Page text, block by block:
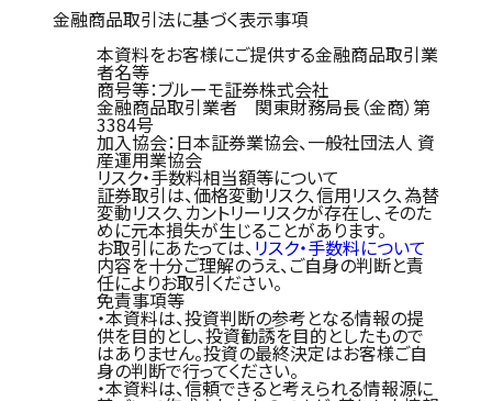
金融商品取引法に基づく表示事項
本資料をお客様にご提供する金融商品取引業
者名等
商号等：ブルーモ証券株式会社
金融商品取引業者 関東財務局長（金商）第
3384号
加入協会：日本証券業協会、一般社団法人 資
産運用業協会
リスク・手数料相当額等について
証券取引は、価格変動リスク、信用リスク、為替
変動リスク、カントリーリスクが存在し、そのた
めに元本損失が生じることがあります。
お取引にあたっては、リスク・手数料について
内容を十分ご理解のうえ、ご自身の判断と責
任によりお取引ください。
免責事項等
・本資料は、投資判断の参考となる情報の提
供を目的とし、投資勧誘を目的としたもので
はありません。投資の最終決定はお客様ご自
身の判断で行ってください。
・本資料は、信頼できると考えられる情報源に